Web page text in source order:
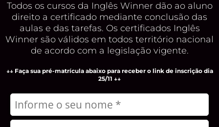
Todos os cursos da Inglês Winner dão ao aluno
direito a certificado mediante conclusão das
aulas e das tarefas. Os certificados Inglês
Winner são válidos em todos território nacional
de acordo com a legislação vigente.
↓↓ Faça sua pré-matrícula abaixo para receber o link de inscrição dia
25/11 ↓↓